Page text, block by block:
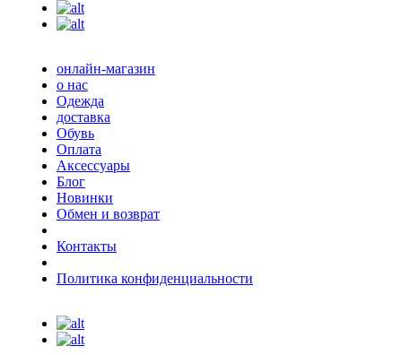
онлайн-магазин
о нас
Одежда
доставка
Обувь
Оплата
Аксессуары
Блог
Новинки
Обмен и возврат
Контакты
Политика конфиденциальности